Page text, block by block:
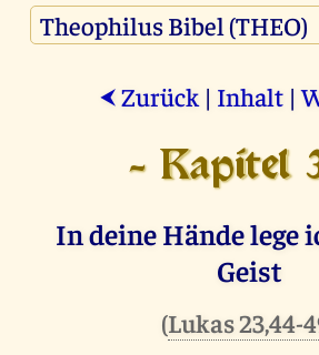
⮜ Zurück | Inhalt |
- Kapitel
In deine Hände lege
Geist
(Lukas 23,44-